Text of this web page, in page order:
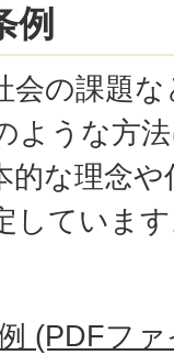
例
会の課題
ような方
的な理念
していま
(PDFフ